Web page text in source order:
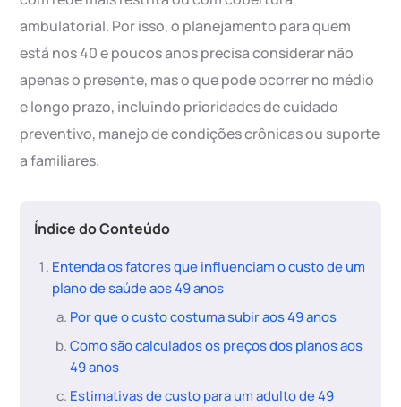
ambulatorial. Por isso, o planejamento para quem
está nos 40 e poucos anos precisa considerar não
apenas o presente, mas o que pode ocorrer no médio
e longo prazo, incluindo prioridades de cuidado
preventivo, manejo de condições crônicas ou suporte
a familiares.
Índice do Conteúdo
Entenda os fatores que influenciam o custo de um
plano de saúde aos 49 anos
Por que o custo costuma subir aos 49 anos
Como são calculados os preços dos planos aos
49 anos
Estimativas de custo para um adulto de 49